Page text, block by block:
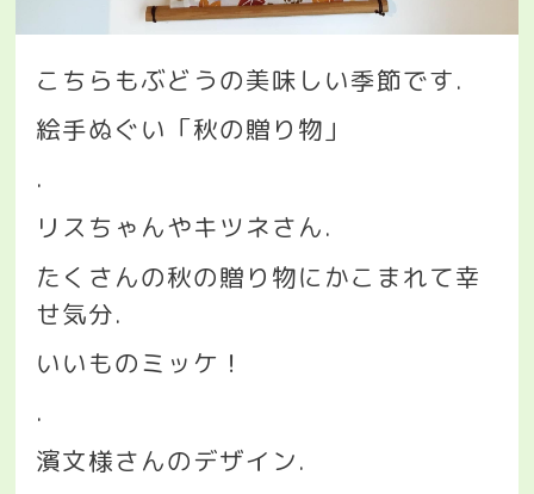
こちらもぶどうの美味しい季節です.
絵手ぬぐい「秋の贈り物」
.
リスちゃんやキツネさん.
たくさんの秋の贈り物にかこまれて幸
せ気分.
いいものミッケ！
.
濱文様さんのデザイン.